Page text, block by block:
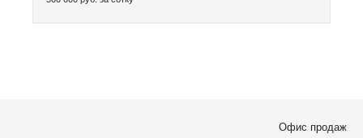
Офис продаж